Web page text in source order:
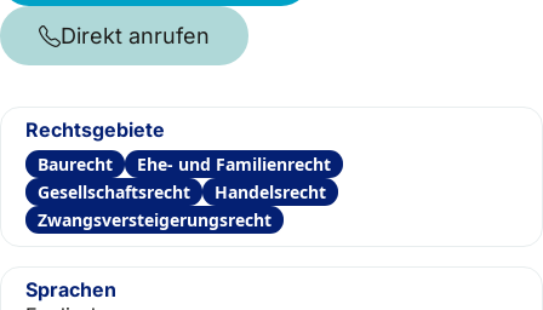
Direkt anrufen
Rechtsgebiete
Baurecht
Ehe- und Familienrecht
Gesellschaftsrecht
Handelsrecht
Zwangsversteigerungsrecht
Sprachen